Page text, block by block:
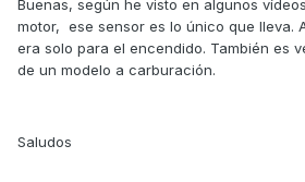
Buenas, según he visto en algunos
motor, ese sensor es lo único que lleva.
era solo para el encendido. También es
de un modelo a carburación.
Saludos